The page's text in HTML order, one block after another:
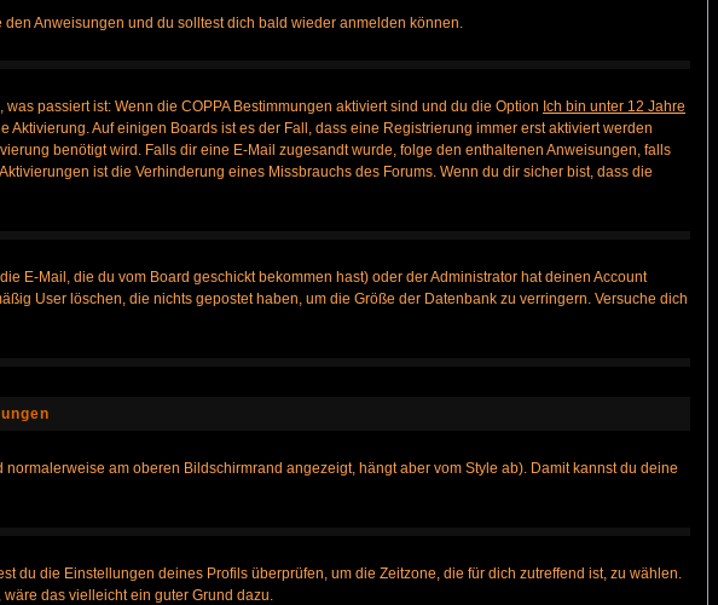
den Anweisungen und du solltest dich bald wieder anmelden können.
passiert ist: Wenn die COPPA Bestimmungen aktiviert sind und du die Option Ich bin unter 12 Jahre
Auf einigen Boards ist es der Fall, dass eine Registrierung immer erst aktiviert werden
benötigt wird. Falls dir eine E-Mail zugesandt wurde, folge den enthaltenen Anweisungen, falls
ist die Verhinderung eines Missbrauchs des Forums. Wenn du dir sicher bist, dass die
E-Mail, die du vom Board geschickt bekommen hast) oder der Administrator hat deinen Account
User löschen, die nichts gepostet haben, um die Größe der Datenbank zu verringern. Versuche dich
normalerweise am oberen Bildschirmrand angezeigt, hängt aber vom Style ab). Damit kannst du deine
du die Einstellungen deines Profils überprüfen, um die Zeitzone, die für dich zutreffend ist, zu wählen.
das vielleicht ein guter Grund dazu.